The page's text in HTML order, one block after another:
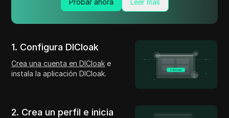
1. Configura DICloak
Crea una cuenta en DICloak e
instala la aplicación DICloak.
2. Crea un perfil e inicia